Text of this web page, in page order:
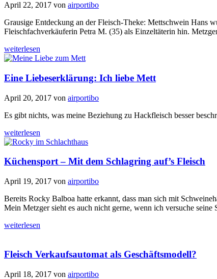
April 22, 2017 von airportibo
Grausige Entdeckung an der Fleisch-Theke: Mettschwein Hans
Fleischfachverkäuferin Petra M. (35) als Einzeltäterin hin.
weiterlesen
Eine Liebeserklärung: Ich liebe Mett
April 20, 2017 von airportibo
Es gibt nichts, was meine Beziehung zu Hackfleisch besser
weiterlesen
Küchensport – Mit dem Schlagring auf’s Fleisch
April 19, 2017 von airportibo
Bereits Rocky Balboa hatte erkannt, dass man sich mit
Mein Metzger sieht es auch nicht gerne, wenn ich versuche
weiterlesen
Fleisch Verkaufsautomat als Geschäftsmodell?
April 18, 2017 von airportibo